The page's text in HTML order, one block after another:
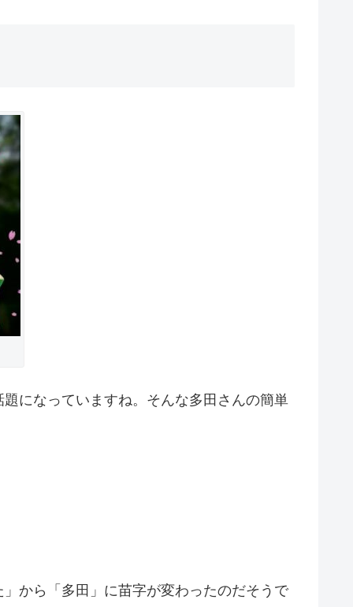
になっていますね。そんな多田さんの簡単
から「多田」に苗字が変わったのだそうで